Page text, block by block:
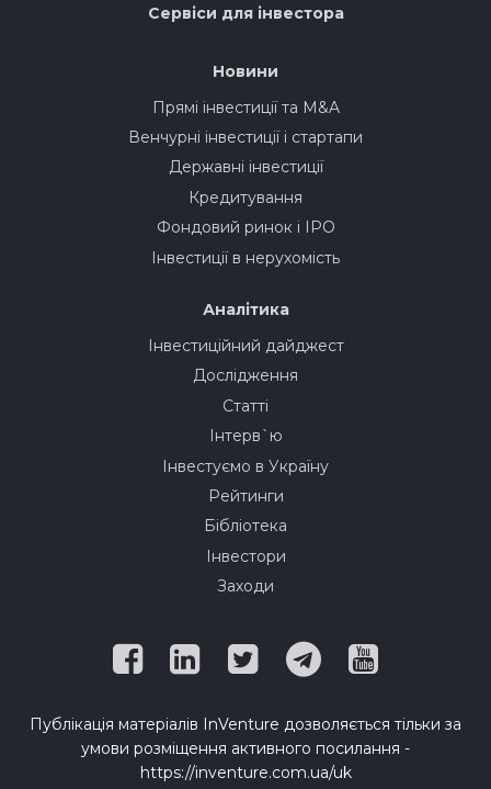
Сервіси для інвестора
Новини
Прямі інвестиції та M&A
Венчурні інвестиції і стартапи
Державні інвестиції
Кредитування
Фондовий ринок і IPO
Інвестиції в нерухомість
Аналітика
Інвестиційний дайджест
Дослідження
Статті
Інтерв`ю
Інвестуємо в Україну
Рейтинги
Бібліотека
Інвестори
Заходи
Публікація матеріалів InVenture дозволяється тільки за
умови розміщення активного посилання -
https://inventure.com.ua/uk